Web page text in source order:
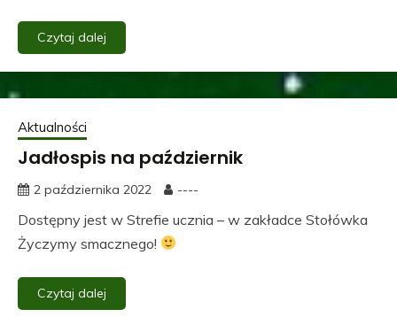
Czytaj dalej
Aktualności
Jadłospis na październik
2 października 2022 ----
Dostępny jest w Strefie ucznia – w zakładce Stołówka
Życzymy smacznego!
Czytaj dalej